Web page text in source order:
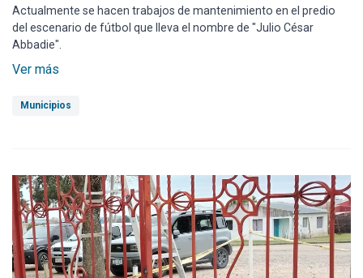
Actualmente se hacen trabajos de mantenimiento en el predio
del escenario de fútbol que lleva el nombre de "Julio César
Abbadie".
Ver más
Municipios